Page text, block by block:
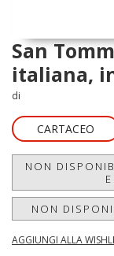
San
italiana,
di
CARTACEO
NON
NON
AGGIUNGI ALLA